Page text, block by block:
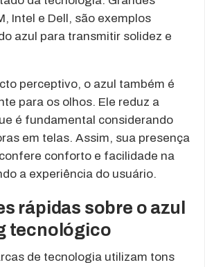
Intel e Dell, são exemplos
azul para transmitir solidez e
perceptivo, o azul também é
para os olhos. Ele reduz a
é fundamental considerando
em telas. Assim, sua presença
conforto e facilidade na
a experiência do usuário.
rápidas sobre o azul
tecnológico
de tecnologia utilizam tons